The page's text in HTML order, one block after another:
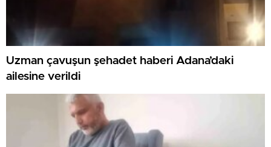
Uzman çavuşun şehadet haberi Adana’daki
ailesine verildi